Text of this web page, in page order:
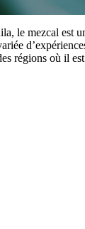
le mezcal est
régions où il